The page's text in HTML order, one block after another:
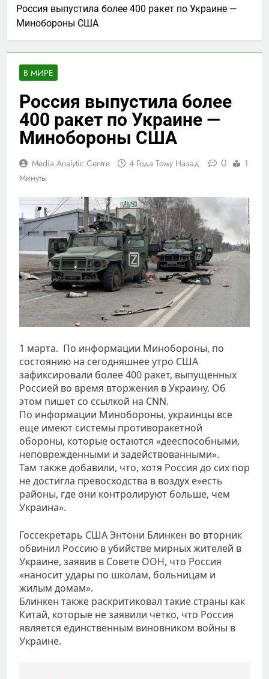
Россия выпустила более 400 ракет по Украине —
Минобороны США
В МИРЕ
Россия выпустила более
400 ракет по Украине —
Минобороны США
Media Analytic Centre 4 Года Тому Назад 0
1
Минуты
1 марта. По информации Минобороны, по
состоянию на сегодняшнее утро США
зафиксировали более 400 ракет, выпущенных
Россией во время вторжения в Украину. Об
этом пишет со ссылкой на CNN.
По информации Минобороны, украинцы все
еще имеют системы противоракетной
обороны, которые остаются «дееспособными,
неповрежденными и задействованными».
Там также добавили, что, хотя Россия до сих пор
не достигла превосходства в воздух е»есть
районы, где они контролируют больше, чем
Украина».
Госсекретарь США Энтони Блинкен во вторник
обвинил Россию в убийстве мирных жителей в
Украине, заявив в Совете ООН, что Россия
«наносит удары по школам, больницам и
жилым домам».
Блинкен также раскритиковал такие страны как
Китай, которые не заявили четко, что Россия
является единственным виновником войны в
Украине.